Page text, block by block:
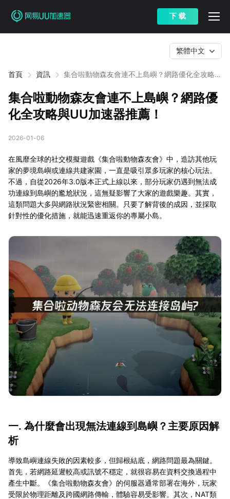
下 载
首頁 資訊
集合啦動物森友會連不上島嶼？網路優化全攻略與
繁體中文
集合啦動物森友會連不上島嶼？網路優
化全攻略與UU加速器推薦！
2026-01-06
在風靡全球的社交模擬遊戲《集合啦動物森友會》中，造訪其他玩
家的夢境島嶼或連線共建家園，一直是吸引眾多玩家的核心玩法。
不過，自從2026年3.0版本正式上線以來，部分玩家仍遇到無法成
功連線到島嶼的尷尬狀況，這無疑影響了大家的遊戲樂趣。其實，
這類問題大多與網路狀況緊密相關。只要了解背後的成因，並採取
針對性的優化措施，就能迅速重返你的專屬小島。
一. 為什麼會出現無法連線到島嶼？主要原因解
析
導致島嶼連線失敗的因素較多，但歸根結底，網路問題最為關鍵。
首先，若網路延遲較高或訊號不穩定，就很容易在資料交換過程中
產生中斷。《集合啦動物森友會》的伺服器通常部署在海外，玩家
受限於物理距離及跨國網路傳輸，體驗容易受影響。其次，NAT類